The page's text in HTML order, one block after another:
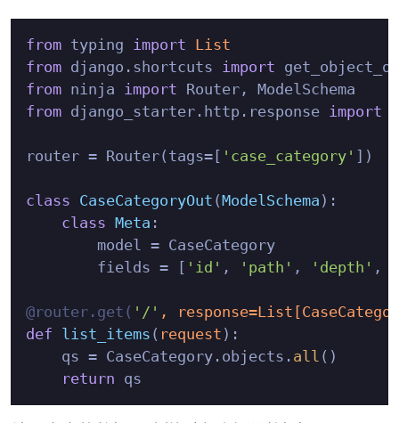
from typing import List
from django.shortcuts
import
from ninja import
from django_starter.http.response import
router = Router(tags=[ 'case_category' ])
class CaseCategoryOut (ModelSchema ):
class Meta :
        model = CaseCategory
        fields = [
'id' , 'path' , 'depth' ,
@router.get( '/' , response=List
def list_items ( request ):
    qs = CaseCategory.objects.
all ()
return